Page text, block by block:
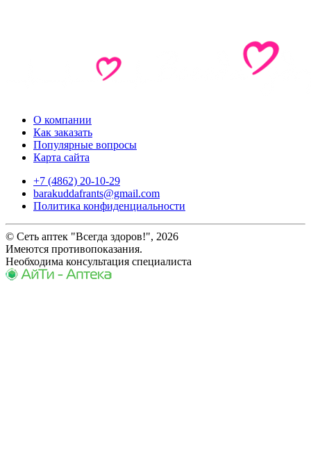
О компании
Как заказать
Популярные вопросы
Карта сайта
+7 (4862) 20-10-29
barakuddafrants@gmail.com
Политика конфиденциальности
© Сеть аптек "Всегда здоров!", 2026
Имеются противопоказания.
Необходима консультация специалиста